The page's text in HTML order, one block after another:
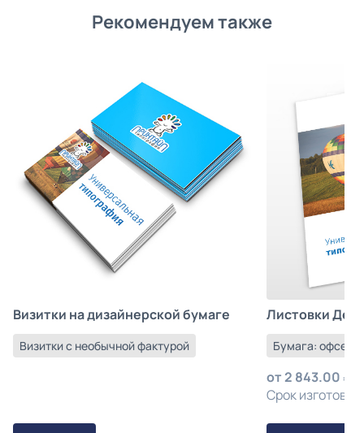
Рекомендуем также
Визитки на дизайнерской бумаге
Визитки с необычной фактурой
Листовки
Бумага:
от2 843.00
Срок